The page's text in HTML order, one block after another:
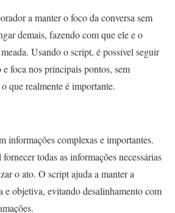
a manter o foco da conversa sem
demais, fazendo com que ele e o
Usando o script, é possível seguir
foca nos principais pontos, sem
que realmente é importante.
informações complexas e importantes.
todas as informações necessárias
o ato. O script ajuda a manter a
e objetiva, evitando desalinhamento com